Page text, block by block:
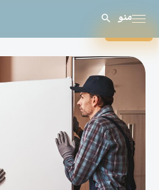
منو
بستن